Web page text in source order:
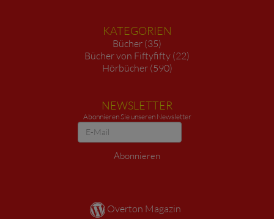
KATEGORIEN
Bücher (35)
Bücher von Fiftyfifty (22)
Hörbücher (590)
NEWSLETTER
Abonnieren Sie unseren Newsletter
Newsletter
Abonnieren
Overton Magazin